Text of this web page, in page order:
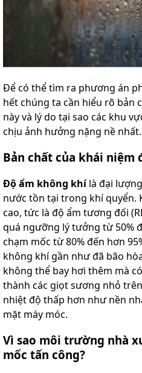
Để có thể tìm ra phương án
hết chúng ta cần hiểu rõ bản
này và lý do tại sao các khu
chịu ảnh hưởng nặng nề nhất.
Bản chất của khái niệm
Độ ẩm không khílà đại
nước tồn tại trong khí quyển.
cao, tức là độ ẩm tương đối
quá ngưỡng lý tưởng từ 50%
chạm mốc từ 80% đến hơn
không khí gần như đã bão
không thể bay hơi thêm mà
thành các giọt sương nhỏ
nhiệt độ thấp hơn như nền
mặt máy móc.
Vì sao môi trường nhà
mốc tấn công?